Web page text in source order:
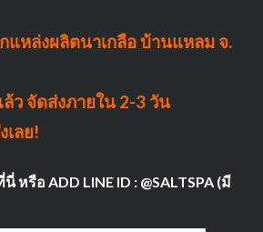
แหล่งผลิตนาเกลือ บ้านแหลม จ.
ว จัดส่งภายใน 2-3 วัน
เลย!
หรือ ADD LINE ID : @SALTSPA (มี